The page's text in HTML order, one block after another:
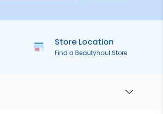
Store Location
Find a Beautyhaul Store